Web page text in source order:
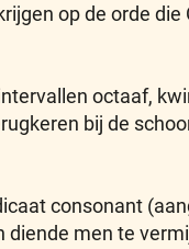
op de orde
octaaf,
bij de
consonant
men te